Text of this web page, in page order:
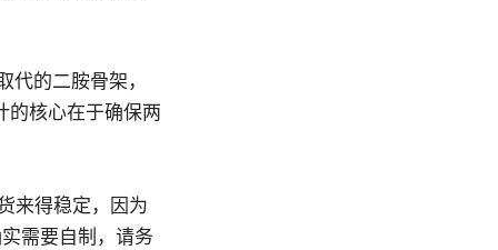
的二胺骨架，
的核心在于确保两
来得稳定，因为
需要自制，请务